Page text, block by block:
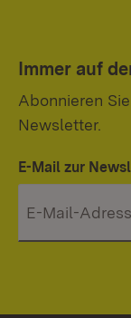
Immer auf
Abonnieren
Newsletter.
E-Mail zur